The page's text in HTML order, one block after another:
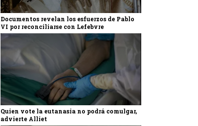
Documentos revelan los esfuerzos de Pablo
VI por reconciliarse con Lefebvre
Quien vote la eutanasia no podrá comulgar,
advierte Alliet